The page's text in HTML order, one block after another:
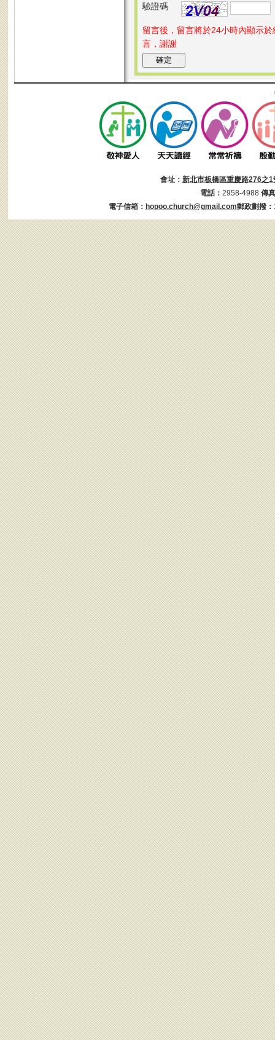
驗證碼
留言後，留言將於24小時內顯示
言，謝謝
會址： 新北市板橋區重慶路276之1
電話： 2958-4988 傳
電子信箱： hopoo.church@gmail.com郵政劃撥：